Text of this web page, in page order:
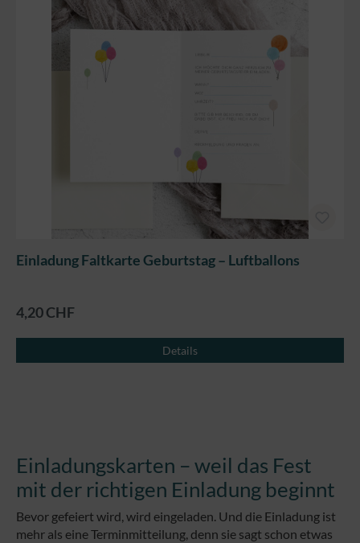
Einladung Faltkarte Geburtstag – Luftballons
4,20 CHF
Details
Einladungskarten – weil das Fest
mit der richtigen Einladung beginnt
Bevor gefeiert wird, wird eingeladen. Und die Einladung ist
mehr als eine Terminmitteilung, denn sie sagt schon etwas